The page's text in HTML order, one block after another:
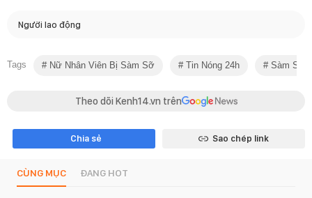
Người lao động
Tags Nữ Nhân Viên Bị Sàm Sỡ Tin Nóng 24h Sàm Sỡ
Theo dõi Kenh14.vn trên
Chia sẻ Sao chép link
CÙNG MỤC ĐANG HOT